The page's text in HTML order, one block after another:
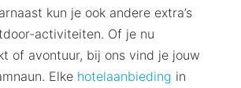
kun je ook andere extra’s
activiteiten. Of je nu
of avontuur, bij ons vind je jouw
Elke hotelaanbieding in